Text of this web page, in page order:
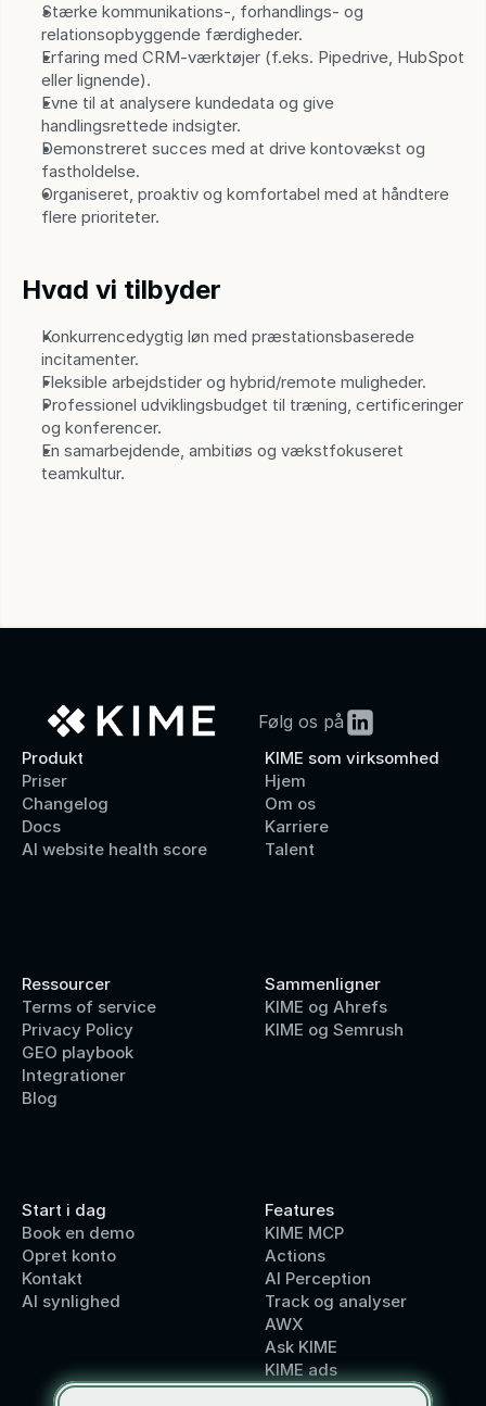
Stærke kommunikations-, forhandlings- og
relationsopbyggende færdigheder.
Erfaring med CRM-værktøjer (f.eks. Pipedrive, HubSpot
eller lignende).
Evne til at analysere kundedata og give
handlingsrettede indsigter.
Demonstreret succes med at drive kontovækst og
fastholdelse.
Organiseret, proaktiv og komfortabel med at håndtere
flere prioriteter.
Hvad vi tilbyder
Konkurrencedygtig løn med præstationsbaserede
incitamenter.
Fleksible arbejdstider og hybrid/remote muligheder.
Professionel udviklingsbudget til træning, certificeringer
og konferencer.
En samarbejdende, ambitiøs og vækstfokuseret
teamkultur.
Følg os på
Produkt
Priser
Changelog
Docs
AI website health score
KIME som virksomhed
Hjem
Om os
Karriere
Talent
Ressourcer
Terms of service
Privacy Policy
GEO playbook
Integrationer
Blog
Sammenligner
KIME og Ahrefs
KIME og Semrush
Start i dag
Book en demo
Opret konto
Kontakt
AI synlighed
Features
KIME MCP
Actions
AI Perception
Track og analyser
AWX
Ask KIME
KIME ads